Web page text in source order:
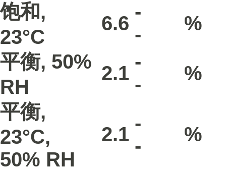
饱和,
23°C
6.6
-
-
%
平衡, 50%
RH
2.1
-
-
%
平衡,
23°C,
50% RH
2.1 -
-
%